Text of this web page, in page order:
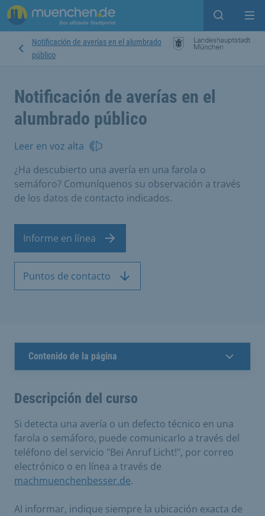
Open
Notificación de averías en el alumbrado
público
Notificación de averías en el
alumbrado público
Leer en voz alta
¿Ha descubierto una avería en una farola o
semáforo? Comuníquenos su observación a través
de los datos de contacto indicados.
Informe en línea
Puntos de contacto
Contenido de la página
Descripción del curso
Si detecta una avería o un defecto técnico en una
farola o semáforo, puede comunicarlo a través del
teléfono del servicio "Bei Anruf Licht!", por correo
electrónico o en línea a través de
machmuenchenbesser.de.
Al informar, indique siempre la ubicación exacta de